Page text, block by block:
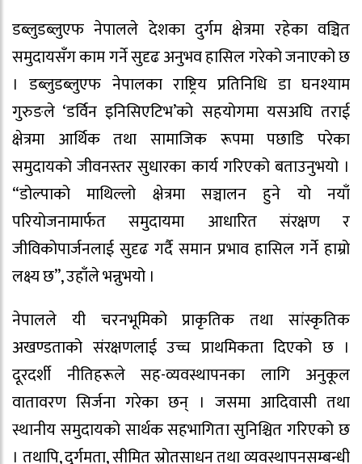
डब्लुडब्लुएफ नेपालले देशका दुर्गम क्षेत्रमा रहेका वञ्चित
समुदायसँग काम गर्ने सुदृढ अनुभव हासिल गरेको जनाएको छ
। डब्लुडब्लुएफ नेपालका राष्ट्रिय प्रतिनिधि डा घनश्याम
गुरुङले ‘डर्विन इनिसिएटिभ’को सहयोगमा यसअघि तराई
क्षेत्रमा आर्थिक तथा सामाजिक रूपमा पछाडि परेका
समुदायको जीवनस्तर सुधारका कार्य गरिएको बताउनुभयो ।
“डोल्पाको माथिल्लो क्षेत्रमा सञ्चालन हुने यो नयाँ
परियोजनामार्फत समुदायमा आधारित संरक्षण र
जीविकोपार्जनलाई सुदृढ गर्दै समान प्रभाव हासिल गर्ने हाम्रो
लक्ष्य छ”, उहाँले भन्नुभयो ।
नेपालले यी चरनभूमिको प्राकृतिक तथा सांस्कृतिक
अखण्डताको संरक्षणलाई उच्च प्राथमिकता दिएको छ ।
दूरदर्शी नीतिहरूले सह-व्यवस्थापनका लागि अनुकूल
वातावरण सिर्जना गरेका छन् । जसमा आदिवासी तथा
स्थानीय समुदायको सार्थक सहभागिता सुनिश्चित गरिएको छ
। तथापि, दुर्गमता, सीमित स्रोतसाधन तथा व्यवस्थापनसम्बन्धी